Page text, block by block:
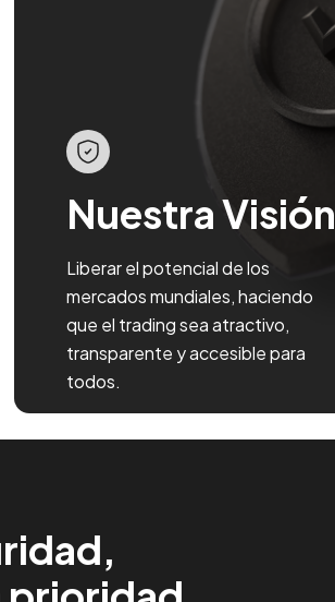
Nuestra Visión
Liberar el potencial de los
mercados mundiales, haciendo
que el trading sea atractivo,
transparente y accesible para
todos.